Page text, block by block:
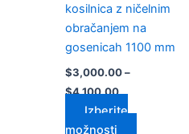
kosilnica z ničelnim
obračanjem na
gosenicah 1100 mm
$3,000.00 –
$4,100.00
Izberite
možnosti